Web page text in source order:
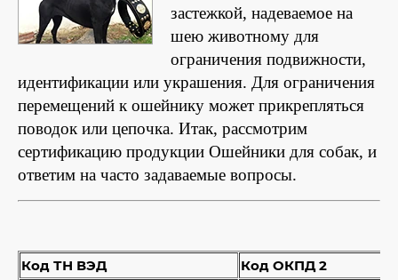
застежкой, надеваемое на
шею животному для
ограничения подвижности,
идентификации или украшения. Для ограничения
перемещений к ошейнику может прикрепляться
поводок или цепочка. Итак, рассмотрим
сертификацию продукции Ошейники для собак, и
ответим на часто задаваемые вопросы.
Код ТН ВЭД
Код ОКПД 2